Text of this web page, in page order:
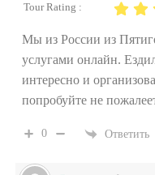
Tour Rating :
Мы из России из
услугами онлайн.
интересно и
попробуйте не
0 Ответить